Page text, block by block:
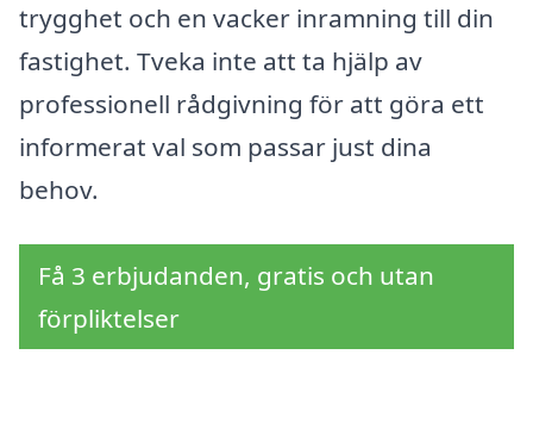
trygghet och en vacker inramning till din
fastighet. Tveka inte att ta hjälp av
professionell rådgivning för att göra ett
informerat val som passar just dina
behov.
Få 3 erbjudanden, gratis och utan
förpliktelser